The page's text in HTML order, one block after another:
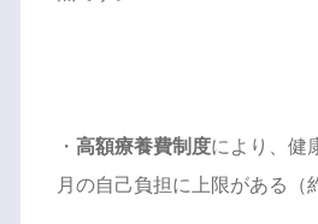
・ 高額療養費制度により、健
月の自己負担に上限がある（